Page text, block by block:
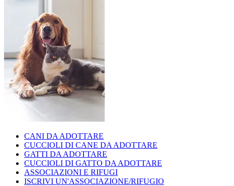
CANI DA ADOTTARE
CUCCIOLI DI CANE DA ADOTTARE
GATTI DA ADOTTARE
CUCCIOLI DI GATTO DA ADOTTARE
ASSOCIAZIONI E RIFUGI
ISCRIVI UN'ASSOCIAZIONE/RIFUGIO